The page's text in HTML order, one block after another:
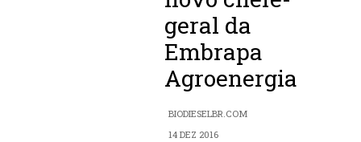
geral da
Embrapa
Agroenergia
BIODIESELBR.COM
14 DEZ 2016